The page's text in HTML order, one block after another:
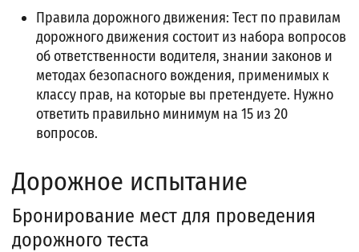
Правила дорожного движения: Тест по правилам
дорожного движения состоит из набора вопросов
об ответственности водителя, знании законов и
методах безопасного вождения, применимых к
классу прав, на которые вы претендуете. Нужно
ответить правильно минимум на 15 из 20
вопросов.
Дорожное испытание
Бронирование мест для проведения
дорожного теста